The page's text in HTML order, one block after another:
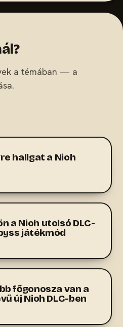
a témában — a
hallgat a Nioh
a Nioh utolsó DLC-
játékmód
főgonosza van a
új Nioh DLC-ben